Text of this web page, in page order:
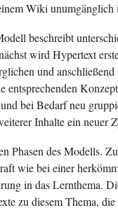
Wiki unumgänglich
beschreibt
wird Hypertext
und anschließend
entsprechenden
bei Bedarf neu
Inhalte ein neuer
Phasen des Modells.
wie bei einer
in das Lernthema.
zu diesem Thema, die